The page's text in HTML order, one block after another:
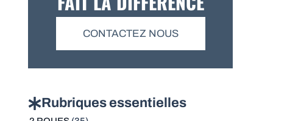
CONTACTEZ NOUS
Rubriques essentielles